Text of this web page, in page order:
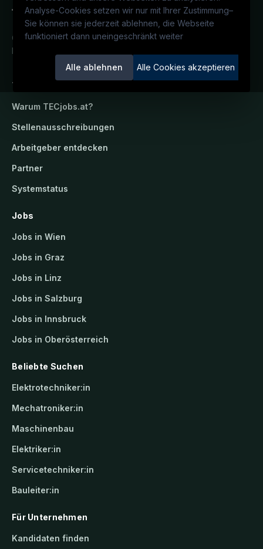
Analyse-Cookies setzen wir nur mit Ihrer Zustimmung–
Sie können sie jederzeit ablehnen, die Webseite
funktioniert dann uneingeschränkt weiter
Alle ablehnen Alle Cookies akzeptieren
Österreichs technisches Karriereportal.
Ein Service der candidatis GmbH.
TECjobs.at
Warum TECjobs.at?
Stellenausschreibungen
Arbeitgeber entdecken
Partner
Systemstatus
Jobs
Jobs in Wien
Jobs in Graz
Jobs in Linz
Jobs in Salzburg
Jobs in Innsbruck
Jobs in Oberösterreich
Beliebte Suchen
Elektrotechniker:in
Mechatroniker:in
Maschinenbau
Elektriker:in
Servicetechniker:in
Bauleiter:in
Für Unternehmen
Kandidaten finden